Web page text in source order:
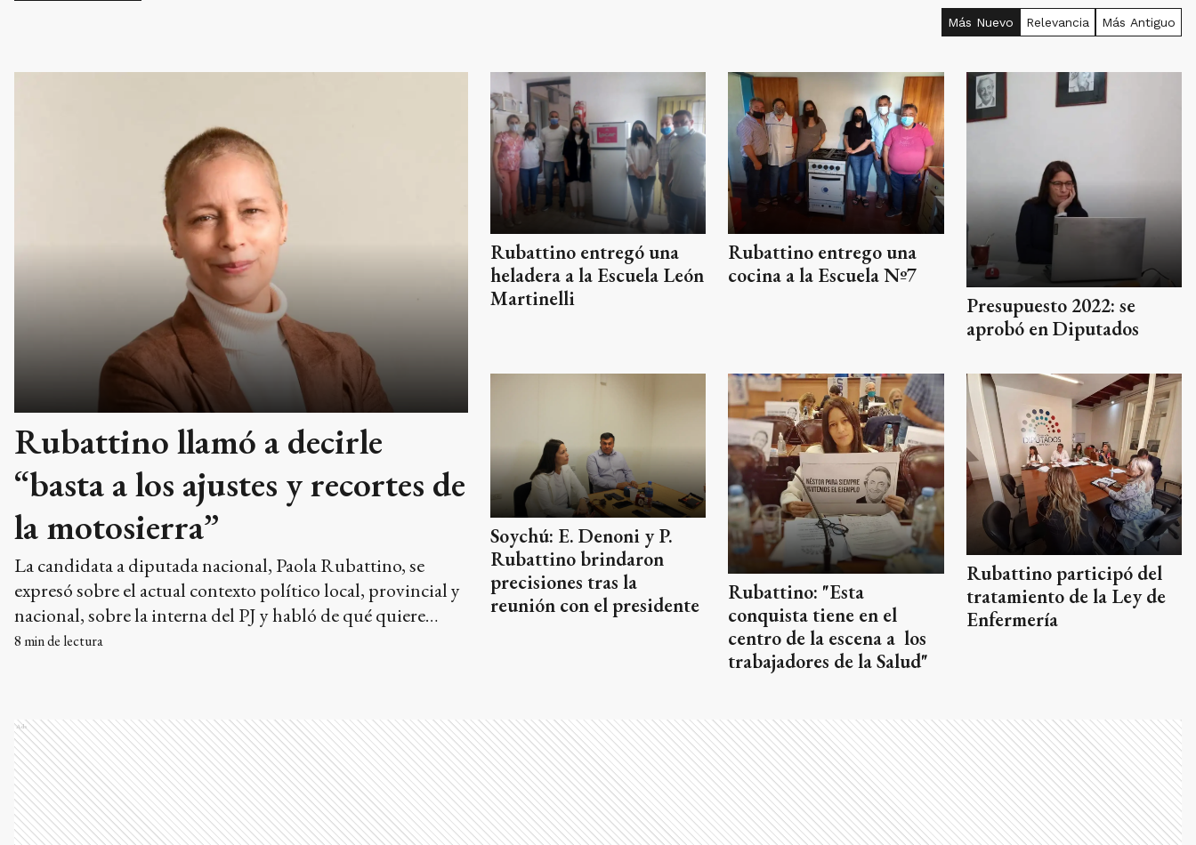
Más Nuevo Relevancia Más Antiguo
Rubattino llamó a decirle
“basta a los ajustes y recortes de
la motosierra”
La candidata a diputada nacional, Paola Rubattino, se
expresó sobre el actual contexto político local, provincial y
nacional, sobre la interna del PJ y habló de qué quiere
hacer en caso de ingresar al Congreso.
8 min de lectura
Rubattino entregó una
heladera a la Escuela León
Martinelli
Rubattino entrego una
cocina a la Escuela Nº7
Presupuesto 2022: se
aprobó en Diputados
Soychú: E. Denoni y P.
Rubattino brindaron
precisiones tras la
reunión con el presidente
Rubattino: "Esta
conquista tiene en el
centro de la escena a los
trabajadores de la Salud"
Rubattino participó del
tratamiento de la Ley de
Enfermería
Ads